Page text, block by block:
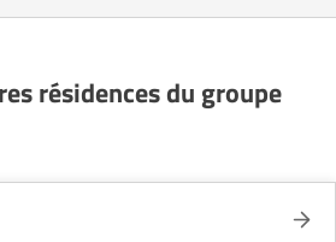
résidences du groupe